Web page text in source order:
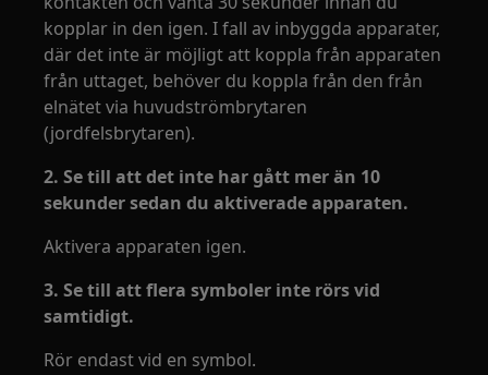
kopplar in den igen. I fall av inbyggda apparater,
där det inte är möjligt att koppla från apparaten
från uttaget, behöver du koppla från den från
elnätet via huvudströmbrytaren
(jordfelsbrytaren).
2. Se till att det inte har gått mer än 10
sekunder sedan du aktiverade apparaten.
Aktivera apparaten igen.
3. Se till att flera symboler inte rörs vid
samtidigt.
Rör endast vid en symbol.